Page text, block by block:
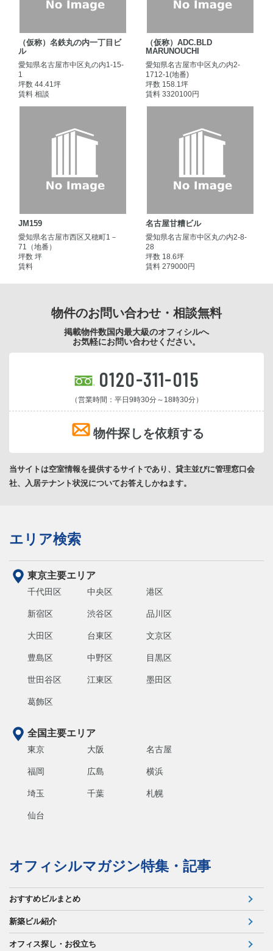
（仮称）名鉄丸の内一丁目ビ
ル
愛知県名古屋市中区丸の内1-15-
1
坪数 44.41坪
賃料 相談
（仮称）ADC.BLD
MARUNOUCHI
愛知県名古屋市中区丸の内2-
1712-1(地番)
坪数 158.1坪
賃料 3320100円
JM159
愛知県名古屋市西区又穂町1－
71（地番）
坪数 坪
賃料
名古屋甘糟ビル
愛知県名古屋市中区丸の内2-8-
28
坪数 18.6坪
賃料 279000円
物件のお問い合わせ・相談無料
掲載物件数国内最大級のオフィシルへ
お気軽にお問い合わせください。
0120-311-015
（営業時間：平日9時30分～18時30分）
物件探しを依頼する
当サイトは空室情報を提供するサイトであり、貸主並びに管理窓口会
社、入居テナント状況についてお答えしかねます。
エリア検索
東京主要エリア
千代田区 中央区 港区
新宿区 渋谷区 品川区
大田区 台東区 文京区
豊島区 中野区 目黒区
世田谷区 江東区 墨田区
葛飾区
全国主要エリア
東京 大阪 名古屋
福岡 広島 横浜
埼玉 千葉 札幌
仙台
オフィシルマガジン特集・記事
おすすめビルまとめ
新築ビル紹介
オフィス探し・お役立ち